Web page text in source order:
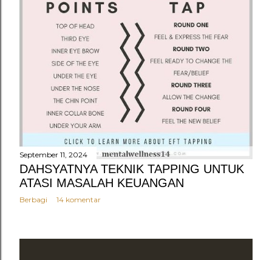
September 11, 2024
DAHSYATNYA TEKNIK TAPPING UNTUK
ATASI MASALAH KEUANGAN
Berbagi 14 komentar